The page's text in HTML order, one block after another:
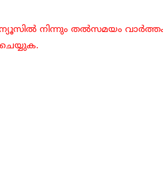
നിന്നും തൽസമയം